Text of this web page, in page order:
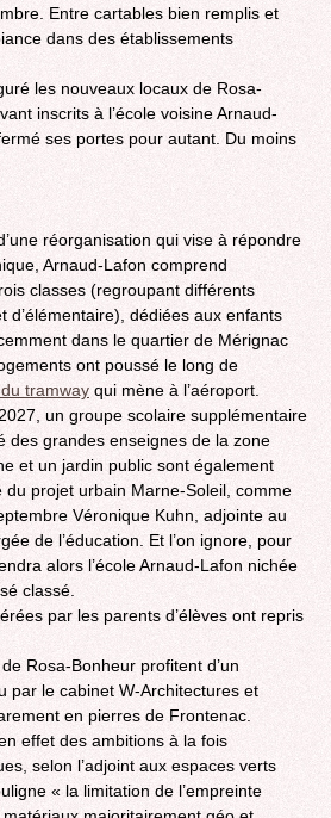
Entre cartables bien remplis et
dans des établissements
les nouveaux locaux de Rosa-
inscrits à l’école voisine Arnaud-
ses portes pour autant. Du moins
réorganisation qui vise à répondre
Arnaud-Lafon comprend
classes (regroupant différents
d’élémentaire), dédiées aux enfants
dans le quartier de Mérignac
ont poussé le long de
tramway qui mène à l’aéroport.
un groupe scolaire supplémentaire
des grandes enseignes de la zone
et un jardin public sont également
du projet urbain Marne-Soleil, comme
Véronique Kuhn, adjointe au
de l’éducation. Et l’on ignore, pour
alors l’école Arnaud-Lafon nichée
classé.
par les parents d’élèves ont repris
Rosa-Bonheur profitent d’un
par le cabinet W-Architectures et
en pierres de Frontenac.
effet des ambitions à la fois
selon l’adjoint aux espaces verts
« la limitation de l’empreinte